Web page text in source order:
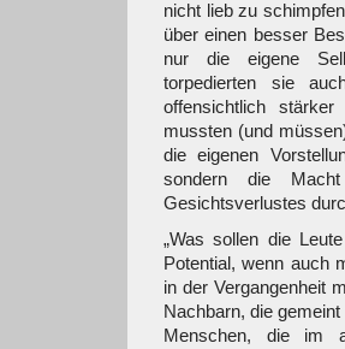
nicht lieb zu
über einen besser
nur die eigene
torpedierten sie
offensichtlich
mussten (und
die eigenen
sondern die
Gesichtsverlustes
„Was sollen die
Potential, wenn auch
in der Vergangenheit
Nachbarn, die
Menschen, die im